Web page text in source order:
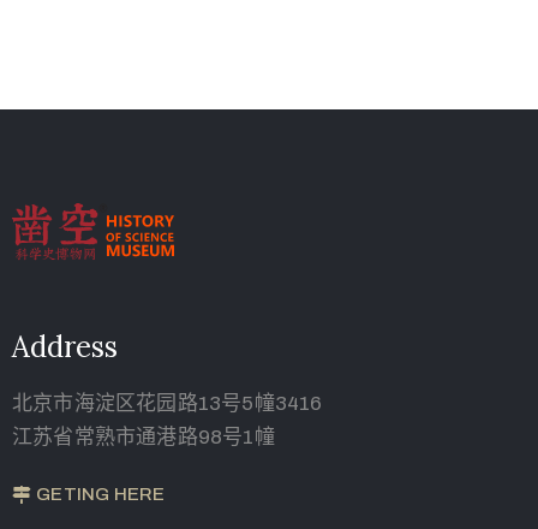
Address
北京市海淀区花园路13号5幢3416
江苏省常熟市通港路98号1幢
GETING HERE